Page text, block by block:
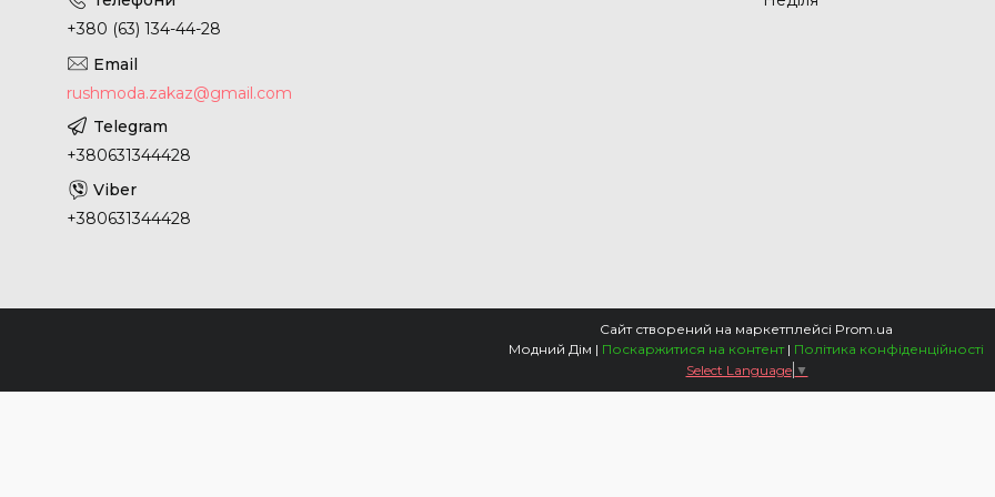
+380 (63) 134-44-28
rushmoda.zakaz@gmail.com
+380631344428
+380631344428
Сайт створений на маркетплейсі Prom.ua
Модний Дім | Поскаржитися на контент | Політика конфіденційності
Select Language ▼